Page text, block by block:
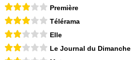
Première
Télérama
Elle
Le Journal du Dimanche